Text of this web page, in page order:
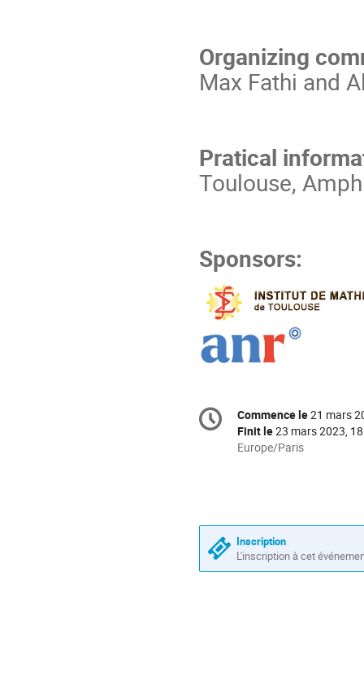
Organizing
Max Fathi and
Pratical
Toulouse,
Sponsors:
Information
de
Date/Heure
Commence le21 mars
Finit le23 mars 2023,
Toutes
Europe/Paris
Europe/Paris
Inscription
L'inscription à cet